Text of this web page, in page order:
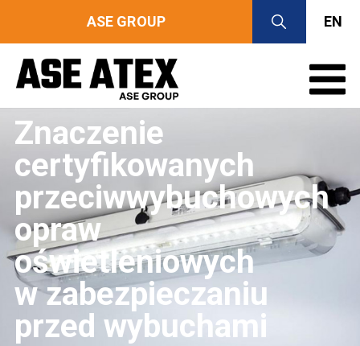
ASE GROUP EN
Znaczenie
certyfikowanych
przeciwwybuchowych
opraw
oświetleniowych
w zabezpieczaniu
przed wybuchami